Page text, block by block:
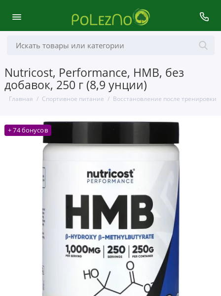
Nutricost, Performance, HMB, без
добавок, 250 г (8,9 унции)
Главная Спортивное питание Восстановление после тренировки
+ 74 бонусов